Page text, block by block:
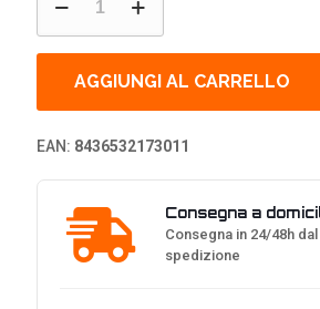
RAGE
Z90
5.1
Sound
Gaming
Headset
quantità
AGGIUNGI AL CARRELLO
EAN: 8436532173011
Consegna a
Consegna in 24/48h
spedizione